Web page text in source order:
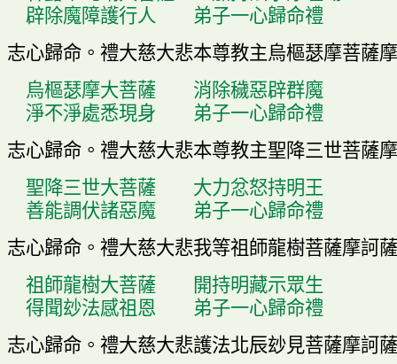
辟除魔障護行人
弟子一心歸命禮
志心歸命。 禮大慈大悲本尊教主烏樞瑟摩菩薩
烏樞瑟摩大菩薩
消除穢惡辟群魔
淨不淨處悉現身
弟子一心歸命禮
志心歸命。 禮大慈大悲本尊教主聖降三世菩薩
聖降三世大菩薩
大力忿怒持明王
善能調伏諸惡魔
弟子一心歸命禮
志心歸命。 禮大慈大悲我等祖師龍樹菩薩摩訶薩
祖師龍樹大菩薩
開持明藏示眾生
得聞玅法感祖恩
弟子一心歸命禮
志心歸命。 禮大慈大悲護法北辰玅見菩薩摩訶薩